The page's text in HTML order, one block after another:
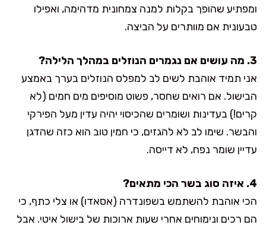
ומפתיע שהופך בקלות למנה צמחונית מדהימה, ואפילו
טבעונית אם מוותרים על הביצה.
3. מה עושים אם נגמרים הנוזלים במהלך הלילה?
אני תמיד אוהבת לשים לב למפלס הנוזלים בערך באמצע
הבישול. אם רואים שחסר, פשוט מוסיפים מים חמים (לא
קרים!) בעדינות ושומרים שהכיסוי יהיה עדין מעל הפירקי
והבשר. שימו לב לא להגזים, כי חמין טוב הוא כזה שהדגן
עדיין שומר נפח, לא דייסה.
4. איזה סוג בשר הכי מתאים?
הכי אוהבת להשתמש בשפונדרה (אסאדו) או צלי כתף, כי
הם רכים ונימוחים אחרי שעות ארוכות של בישול איטי. אבל